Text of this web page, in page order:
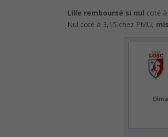
Lille remboursé si nul coté
Nul coté à 3,15 chez PMU,